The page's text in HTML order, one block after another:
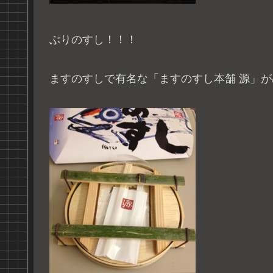
ぶりのすし！！！
ますのすしで有名な「ますのすし本舗 源」が